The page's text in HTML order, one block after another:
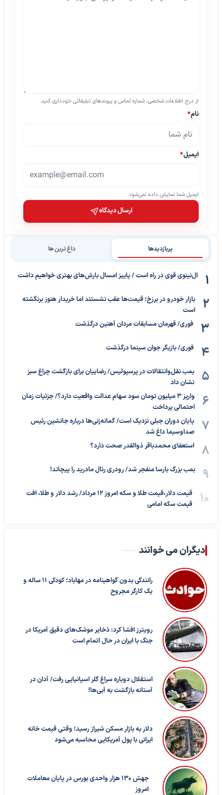
از درج اطلاعات شخصی، شماره تماس و پیوندهای تبلیغاتی خودداری کنید.
نام*
ایمیل*
ایمیل شما نمایش داده نمی‌شود.
ارسال دیدگاه
پربازدیدها داغ ترین ها
ال‌نینوی قوی در راه است / پاییز امسال بارش‌های بهتری خواهیم داشت
بازار خودرو در برزخ؛ قیمت‌ها عقب نشستند اما خریدار هنوز برنگشته
است
فوری/ قهرمان مسابقات مردان آهنین درگذشت
فوری/ بازیگر جوان سینما درگذشت
بمب نقل‌وانتقالات در پرسپولیس/ رضاییان برای بازگشت چراغ سبز
نشان داد
واریز ۳ میلیون تومان سود سهام عدالت واقعیت دارد؟/ جزئیات زمان
احتمالی پرداخت
پایان دوران جبلی نزدیک است/ گمانه‌زنی‌ها درباره جانشین رئیس
صداوسیما داغ شد
استعفای محمدباقر ذوالقدر صحت دارد؟
بمب بزرگ بارسا منفجر شد/ رودری رئال مادرید را پیچاند!
قیمت دلار،قیمت طلا و سکه امروز ۱۲ مرداد/ رشد دلار و طلا، افت
قیمت سکه امامی
دیگران می خوانند
رانندگی بدون گواهینامه در مهاباد؛ کودکی ۱۱ ساله و
یک کارگر مجروح
رویترز افشا کرد: ذخایر موشک‌های دقیق آمریکا در
جنگ با ایران در حال اتمام است
استقلال دوباره سراغ گلر اسپانیایی رفت/ آدان در
آستانه بازگشت به آبی‌ها!
دلار به بازار مسکن شیراز رسید؛ وقتی قیمت خانه
ایرانی با پول آمریکایی محاسبه می‌شود
جهش 130 هزار واحدی بورس در پایان معاملات
امروز